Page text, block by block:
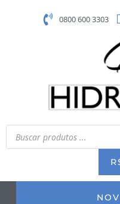
0800 600 3303
Pesquisar
produtos